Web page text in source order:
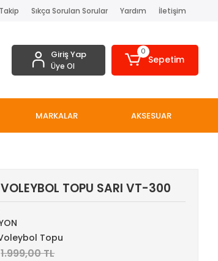
Sıkça Sorulan Sorular Yardım İletişim
Giriş Yap
Üye Ol
0
Sepetim
MARKALAR AKSESUAR
TOPU SARI VT-300
Topu
1.999,00 TL